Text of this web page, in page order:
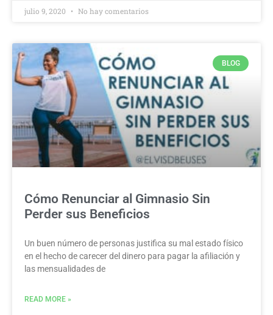
julio 9, 2020 No hay comentarios
BLOG
Cómo Renunciar al Gimnasio Sin
Perder sus Beneficios
Un buen número de personas justifica su mal estado físico
en el hecho de carecer del dinero para pagar la afiliación y
las mensualidades de
READ MORE »